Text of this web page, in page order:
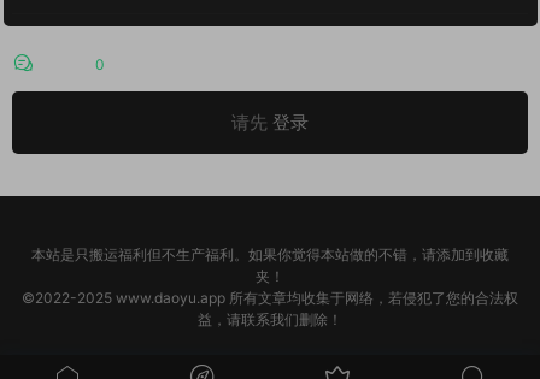
0
请先 登录
本站是只搬运福利但不生产福利。如果你觉得本站做的不错，请添加到收藏
夹！
©2022-2025 www.daoyu.app 所有文章均收集于网络，若侵犯了您的合法权
益，请联系我们删除！